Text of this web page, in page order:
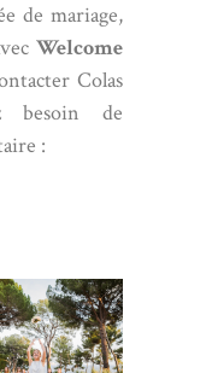
de mariage,
Welcome
Colas
besoin de
: